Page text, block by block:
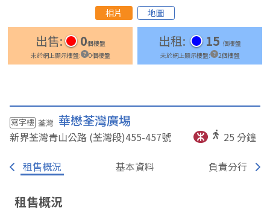
相片 地圖
出售: 0個樓盤
未於網上顯示樓盤: 0個樓盤
出租: 15 個樓盤
未於網上顯示樓盤: 2個樓盤
寫字樓 荃灣 華懋荃灣廣埸
新界荃灣青山公路 (荃灣段)455-457號 25 分鐘
租售概況 基本資料 負責分行
租售概況